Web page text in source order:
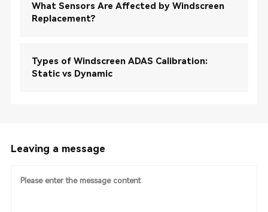
What Sensors Are Affected by Windscreen
Replacement?
Types of Windscreen ADAS Calibration:
Static vs Dynamic
Leaving a message